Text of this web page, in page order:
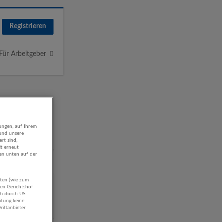
Registrieren
Für Arbeitgeber
auf Ihrem
unsere
sind,
erneut
unten auf der
(wie zum
Gerichtshof
durch US-
keine